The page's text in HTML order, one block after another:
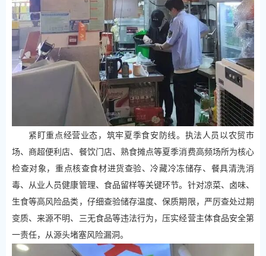
紧盯重点经营业态，筑牢夏季食安防线。执法人员以农贸市
场、商超便利店、餐饮门店、熟食摊点等夏季消费高频场所为核心
检查对象，重点核查食材进货查验、冷藏冷冻储存、餐具清洗消
毒、从业人员健康管理、食品留样等关键环节。针对凉菜、卤味、
生食等高风险品类，仔细查验储存温度、保质期限，严厉查处过期
变质、来源不明、三无食品等违法行为，压实经营主体食品安全第
一责任，从源头堵塞风险漏洞。